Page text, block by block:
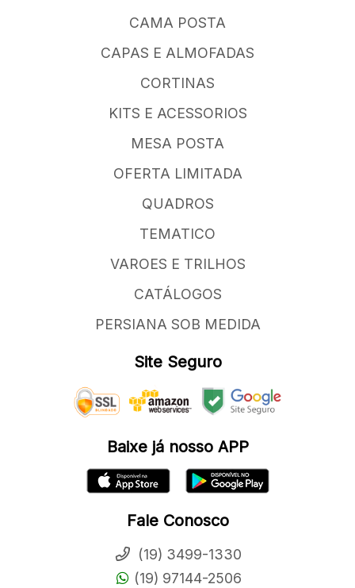
CAMA POSTA
CAPAS E ALMOFADAS
CORTINAS
KITS E ACESSORIOS
MESA POSTA
OFERTA LIMITADA
QUADROS
TEMATICO
VAROES E TRILHOS
CATÁLOGOS
PERSIANA SOB MEDIDA
Site Seguro
Baixe já nosso APP
Fale Conosco
(19) 3499-1330
(19) 97144-2506